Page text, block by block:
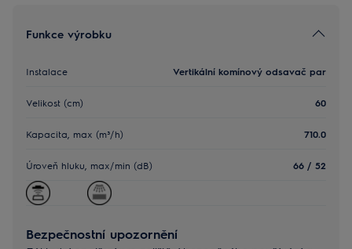
Funkce výrobku
Instalace Vertikální komínový odsavač par
Velikost (cm) 60
Kapacita, max (m³/h) 710.0
Úroveň hluku, max/min (dB) 66 / 52
Bezpečnostní upozornění